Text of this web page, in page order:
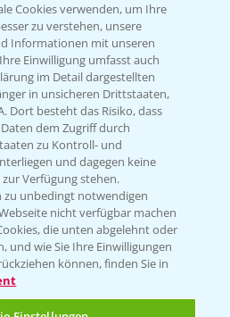
Termine
sicher entsorgen
Termine
WhatsApp
564 1
Cookies verwenden, um Ihre
zu verstehen, unsere
Informationen mit unseren
Einwilligung umfasst auch
im Detail dargestellten
in unsicheren Drittstaaten,
Dort besteht das Risiko, dass
dem Zugriff durch
zu Kontroll- und
und dagegen keine
Verfügung stehen.
unbedingt notwendigen
nicht verfügbar machen
die unten abgelehnt oder
und wie Sie Ihre Einwilligungen
können, finden Sie in